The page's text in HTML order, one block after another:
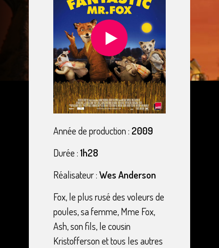
Année de production : 2009
Durée :1h28
Réalisateur :Wes Anderson
Fox, le plus rusé des voleurs de
poules, sa femme, Mme Fox,
Ash, son fils, le cousin
Kristofferson et tous les autres